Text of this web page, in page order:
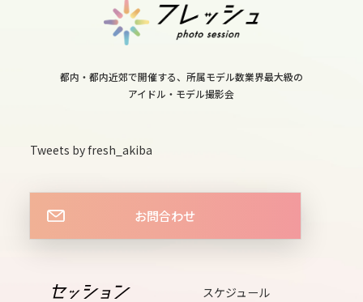
12
13
14
sat
sun
都内・都内近郊で開催する、所属モデル数業界最大級の
アイドル・モデル撮影会
Tweets by fresh_akiba
お問合わせ
スケジュール